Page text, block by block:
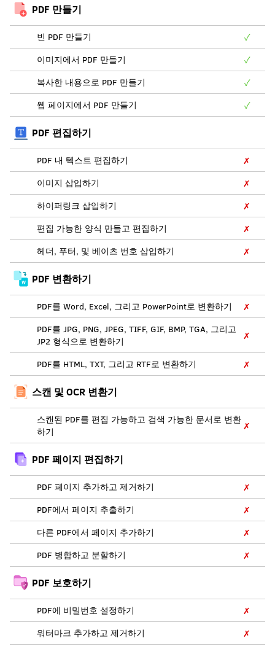
PDF 만들기
빈 PDF 만들기
✓
이미지에서 PDF 만들기
✓
복사한 내용으로 PDF 만들기
✓
웹 페이지에서 PDF 만들기
✓
PDF 편집하기
PDF 내 텍스트 편집하기
✗
이미지 삽입하기
✗
하이퍼링크 삽입하기
✗
편집 가능한 양식 만들고 편집하기
✗
헤더, 푸터, 및 베이츠 번호 삽입하기
✗
PDF 변환하기
PDF를 Word, Excel, 그리고 PowerPoint로 변환하기
✗
PDF를 JPG, PNG, JPEG, TIFF, GIF, BMP, TGA, 그리고
JP2 형식으로 변환하기
✗
PDF를 HTML, TXT, 그리고 RTF로 변환하기 ✗
스캔 및 OCR 변환기
스캔된 PDF를 편집 가능하고 검색 가능한 문서로 변환
하기
✗
PDF 페이지 편집하기
PDF 페이지 추가하고 제거하기
✗
PDF에서 페이지 추출하기
✗
다른 PDF에서 페이지 추가하기
✗
PDF 병합하고 분할하기
✗
PDF 보호하기
PDF에 비밀번호 설정하기
✗
워터마크 추가하고 제거하기
✗